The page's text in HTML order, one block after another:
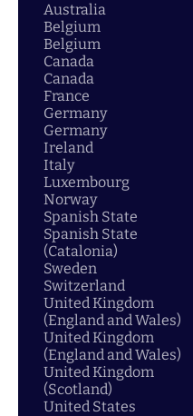
Australia
Belgium
Belgium
Canada
Canada
France
Germany
Germany
Ireland
Italy
Luxembourg
Norway
Spanish State
Spanish State
(Catalonia)
Sweden
Switzerland
United Kingdom
(England and Wales)
United Kingdom
(England and Wales)
United Kingdom
(Scotland)
United States